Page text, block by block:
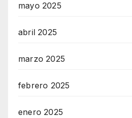
mayo 2025
abril 2025
marzo 2025
febrero 2025
enero 2025